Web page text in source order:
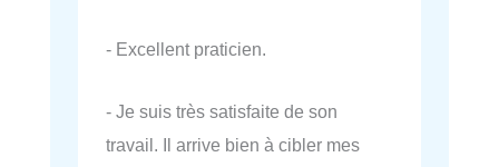
- Excellent praticien.
- Je suis très satisfaite de son
travail. Il arrive bien à cibler mes